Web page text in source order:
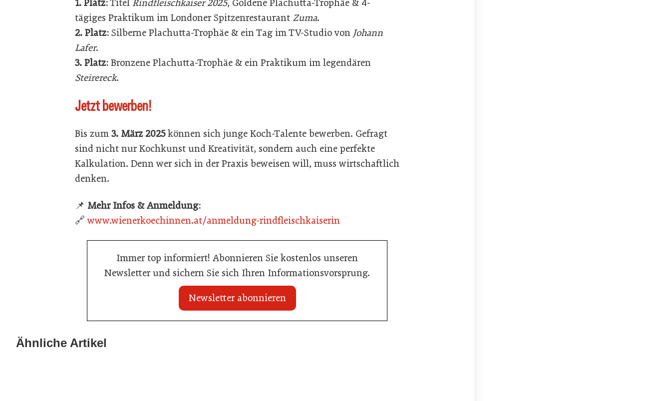
1. Platz:Titel Rindfleischkaiser 2025, Goldene Plachutta-Trophäe & 4-
tägiges Praktikum im Londoner Spitzenrestaurant Zuma.
2. Platz: Silberne Plachutta-Trophäe & ein Tag im TV-Studio von Johann
Lafer.
3. Platz: Bronzene Plachutta-Trophäe & ein Praktikum im legendären
Steirereck.
Jetzt bewerben!
Bis zum 3. März 2025können sich junge Koch-Talente bewerben. Gefragt
sind nicht nur Kochkunst und Kreativität, sondern auch eine perfekte
Kalkulation. Denn wer sich in der Praxis beweisen will, muss wirtschaftlich
denken.
📌 Mehr Infos & Anmeldung:
🔗www.wienerkoechinnen.at/anmeldung-rindfleischkaiserin
Immer top informiert! Abonnieren Sie kostenlos unseren
Newsletter und sichern Sie sich Ihren Informationsvorsprung.
Newsletter abonnieren
Ähnliche Artikel
War die Fußball-WM 2026 für Ihren